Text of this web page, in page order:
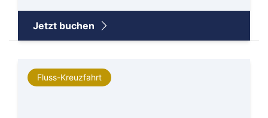
Jetzt buchen
Fluss-Kreuzfahrt